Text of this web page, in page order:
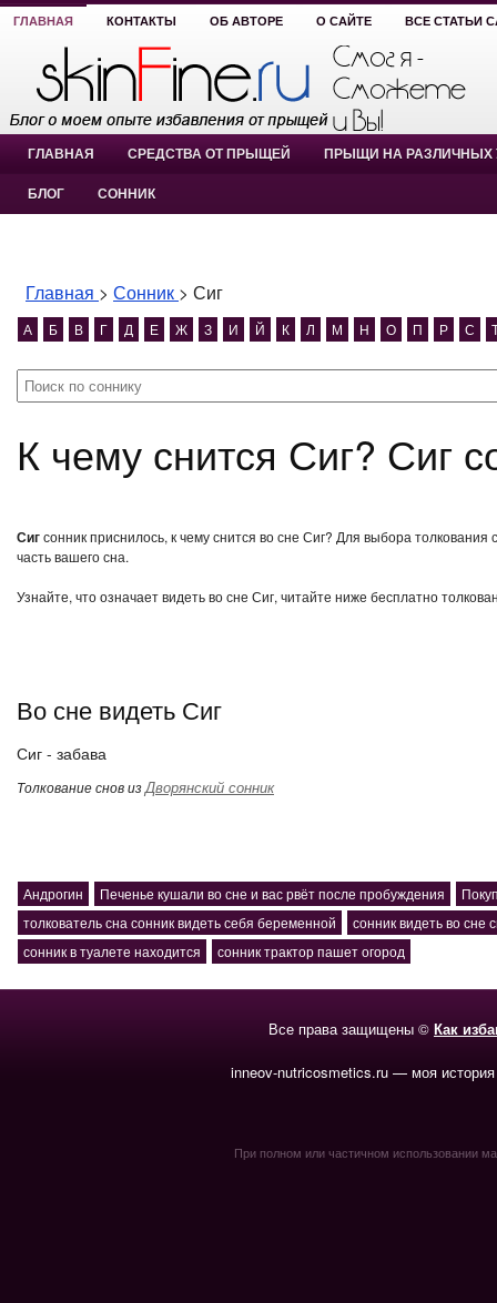
ГЛАВНАЯ КОНТАКТЫ ОБ АВТОРЕ О САЙТЕ ВСЕ СТАТЬИ
ГЛАВНАЯ СРЕДСТВА ОТ ПРЫЩЕЙ ПРЫЩИ НА РАЗЛИЧНЫХ
БЛОГ СОННИК
Главная > Сонник > Сиг
А Б В Г Д Е Ж З И Й К Л М Н О П Р С
К чему снится Сиг? Сиг
Сигсонник приснилось, к чему снится во сне Сиг? Для выбора
часть вашего сна.
Узнайте, что означает видеть во сне Сиг, читайте ниже бесплатно
Во сне видеть Сиг
Сиг - забава
Толкование снов изДворянский сонник
Андрогин Печенье кушали во сне и вас рвёт после пробуждения
толкователь сна сонник видеть себя беременной
сонник видеть во сне
сонник в туалете находится
сонник трактор пашет огород
Все права защищены © Как
inneov-nutricosmetics.ru — моя
При полном или частичном использовании